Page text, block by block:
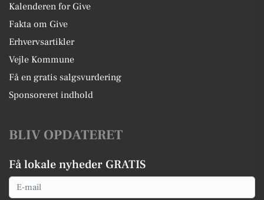
Kalenderen for Give
Fakta om Give
Erhvervsartikler
Vejle Kommune
Få en gratis salgsvurdering
Sponsoreret indhold
BLIV OPDATERET
Få lokale nyheder GRATIS
Email